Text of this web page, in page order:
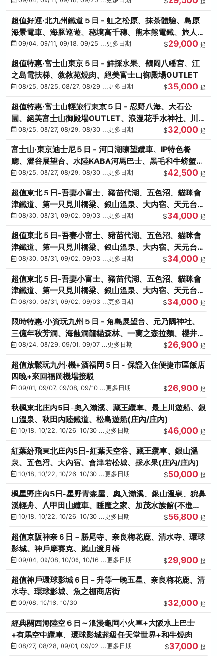
超值好運‧北九州鐵道５日 - 虹之松原、抹茶體驗、島原
海景電車、海豚巡遊、秘境高千穗、熊本熊電鐵、旅人觀
光列車-台中出發
09/04, 09/11, 09/18, 09/25 ...更多日期 $29,000 起
超值特惠‧富士山東京５日 - 鮮採水果、鶴岡八幡宮、江
之島電扶梯、敘敘苑燒肉、絕美富士山御殿場OUTLET
08/25, 08/25, 08/27, 08/29 ...更多日期 $35,000 起
超值特惠‧富士山輕旅行東京５日 - 忍野八海、大石公
園、絕美富士山御殿場OUTLET、浪漫花手水神社、川越
小江戶
08/25, 08/27, 08/29, 08/30 ...更多日期 $32,000 起
富士山‧東京迪士尼５日 - 河口湖瞭望纜車、IP特色餐
廳、澀谷展望台、水陸KABA河馬巴士、黑毛和牛螃蟹美
饌、季節採果
08/25, 08/27, 08/29, 08/30 ...更多日期 $42,500 起
超值東北５日-吾妻小富士、豬苗代湖、五色沼、貓咪會
津鐵道、第一只見川橋梁、銀山溫泉、大內宿、天元台高
原纜車
08/30, 08/31, 09/02, 09/03 ...更多日期 $34,000 起
超值東北５日-吾妻小富士、豬苗代湖、五色沼、貓咪會
津鐵道、第一只見川橋梁、銀山溫泉、大內宿、天元台高
原纜車
08/30, 08/31, 09/02, 09/03 ...更多日期 $34,000 起
超值東北５日-吾妻小富士、豬苗代湖、五色沼、貓咪會
津鐵道、第一只見川橋梁、銀山溫泉、大內宿、天元台高
原纜車
08/30, 08/31, 09/02, 09/03 ...更多日期 $34,000 起
限時特惠‧小資玩九州５日 - 角島展望台、元乃隅神社、
三億年秋芳洞、海蝕洞龍貓森林、一蘭之森拉麵、櫻井二
見浦08/24, 08/29, 09/01, 09/07 ...更多日期 $26,900 起
超值放鬆玩九州‧機+酒福岡５日 - 保證入住便捷市區飯店
四晚+來回福岡機場接駁
09/01, 09/07, 09/08, 09/10 ...更多日期 $26,900 起
秋楓東北庄內5日-奧入瀨溪、藏王纜車、最上川遊船、銀
山溫泉、秋田內陸鐵道、松島遊船(庄內/庄內)
10/18, 10/22, 10/26, 10/30 ...更多日期 $46,000 起
紅葉紛飛東北庄內5日-紅葉天空谷、藏王纜車、銀山溫
泉、五色沼、大內宿、會津若松城、採水果(庄內/庄內)
10/18, 10/22, 10/26, 10/30 ...更多日期 $50,000 起
楓星野庄內5日-星野青森屋、奧入瀨溪、銀山溫泉、猊鼻
溪輕舟、八甲田山纜車、睡魔之家、加茂水族館(不進店)
(庄內/庄內)
10/18, 10/22, 10/26, 10/30 ...更多日期 $56,800 起
超值京阪神奈６日－勝尾寺、奈良梅花鹿、清水寺、環球
影城、神戶摩賽克、嵐山渡月橋
09/04, 09/08, 10/06, 10/16 ...更多日期 $29,900 起
超值神戶環球影城６日－升等一晚五星、奈良梅花鹿、清
水寺、環球影城、魚之棚商店街
09/08, 10/16, 10/30 $32,000 起
經典關西海陸空６日～浪漫龜岡小火車+大阪水上巴士
+有馬空中纜車、環球影城超級任天堂世界+和牛燒肉
08/27, 08/28, 09/01, 09/02 ...更多日期 $37,000 起